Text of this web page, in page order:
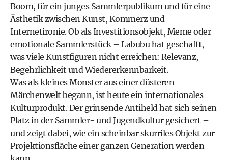
Boom, für ein junges Sammlerpublikum und für eine
Ästhetik zwischen Kunst, Kommerz und
Internetironie. Ob als Investitionsobjekt, Meme oder
emotionale Sammlerstück – Labubu hat geschafft,
was viele Kunstfiguren nicht erreichen: Relevanz,
Begehrlichkeit und Wiedererkennbarkeit.
Was als kleines Monster aus einer düsteren
Märchenwelt begann, ist heute ein internationales
Kulturprodukt. Der grinsende Antiheld hat sich seinen
Platz in der Sammler- und Jugendkultur gesichert –
und zeigt dabei, wie ein scheinbar skurriles Objekt zur
Projektionsfläche einer ganzen Generation werden